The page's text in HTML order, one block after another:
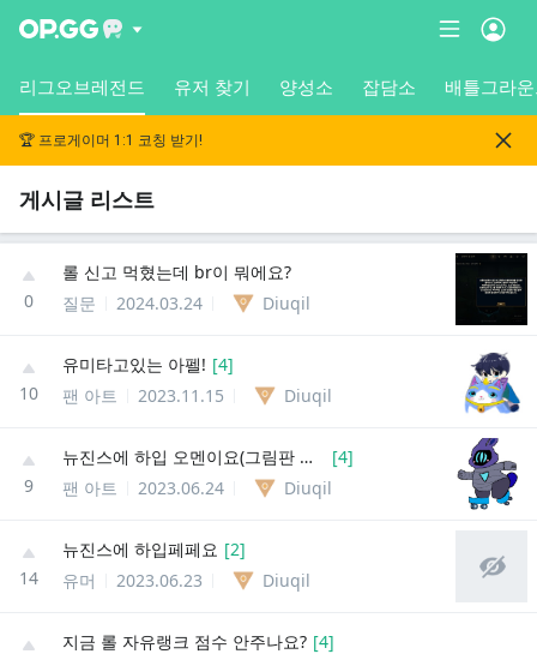
리그오브레전드 유저 찾기 양성소 잡담소 배틀그라
🏆 프로게이머 1:1 코칭 받기!
게시글 리스트
0
롤 신고 먹혔는데 br이 뭐에요?
질문
2024.03.24 Diuqil
10
유미타고있는 아펠! [4]
팬 아트
2023.11.15 Diuqil
9
뉴진스에 하입 오멘이요(그림판 저퀄주의) [4]
팬 아트
2023.06.24 Diuqil
14
뉴진스에 하입페페요 [2]
유머
2023.06.23 Diuqil
지금 롤 자유랭크 점수 안주나요? [4]